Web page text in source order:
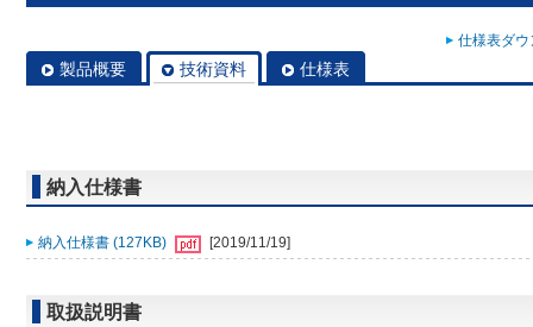
仕様表ダ
製品概要 技術資料 仕様表
納入仕様書
納入仕様書 (127KB) [2019/11/19]
取扱説明書